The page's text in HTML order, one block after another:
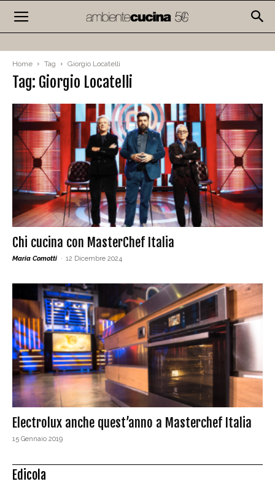
Home Tag Giorgio Locatelli
Tag: Giorgio Locatelli
Chi cucina con MasterChef Italia
Maria Comotti - 12 Dicembre 2024
Electrolux anche quest’anno a Masterchef Italia
15 Gennaio 2019
Edicola